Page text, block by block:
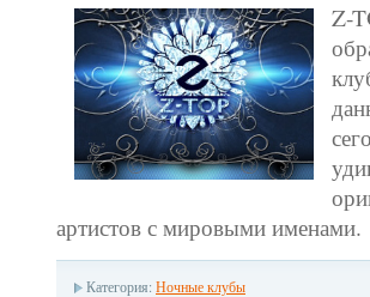
Z-
артистов с мировыми именами.
Категория: Ночные клубы